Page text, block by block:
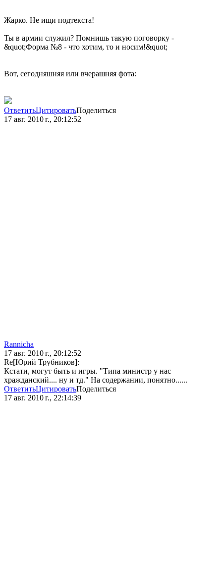
Жарко. Не ищи подтекста!
Ты в армии служил? Помнишь такую поговорку -
&quot;Форма №8 - что хотим, то и носим!&quot;
Вот, сегодняшняя или вчерашняя фота:
ОтветитьЦитироватьПоделиться
17 авг. 2010 г., 20:12:52
Rannicha
17 авг. 2010 г., 20:12:52
Re[Юрий Трубников]:
Кстати, могут быть и игры. "Типа министр у нас
хражданский.... ну и тд." На содержании, понятно......
ОтветитьЦитироватьПоделиться
17 авг. 2010 г., 22:14:39